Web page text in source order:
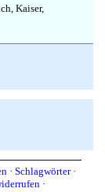
Kaiser,
· Schlagwörter·
·